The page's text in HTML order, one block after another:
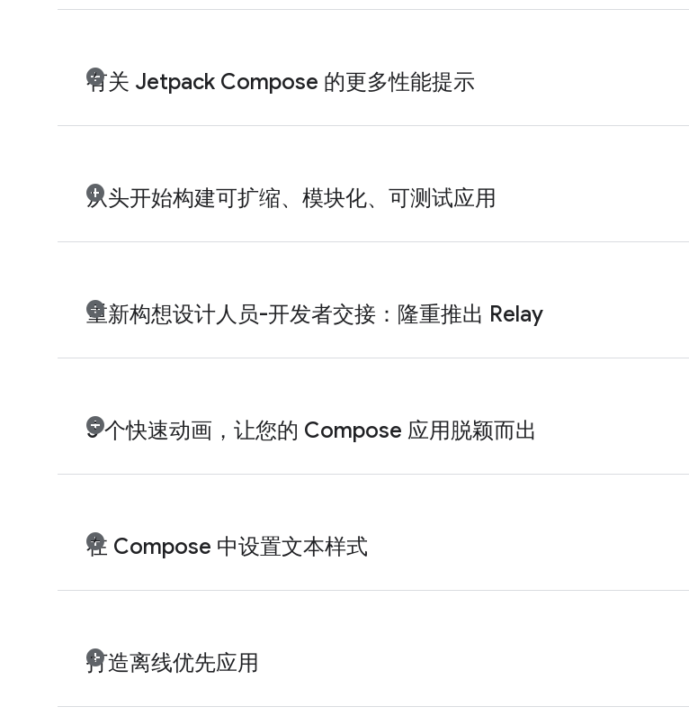
有关 Jetpack Compose 的更多性能提示
从头开始构建可扩缩、模块化、可测试应用
重新构想设计人员-开发者交接：隆重推出 Relay
5 个快速动画，让您的 Compose 应用脱颖而出
在 Compose 中设置文本样式
打造离线优先应用